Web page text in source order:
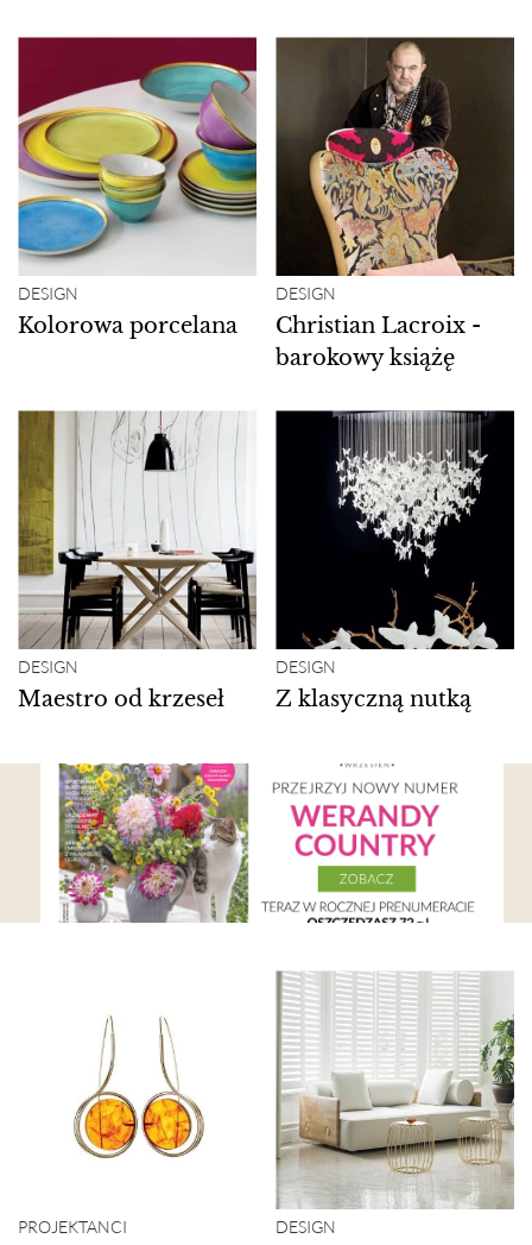
DESIGN
Kolorowa porcelana
DESIGN
Christian Lacroix -
barokowy książę
DESIGN
Maestro od krzeseł
DESIGN
Z klasyczną nutką
PROJEKTANCI DESIGN